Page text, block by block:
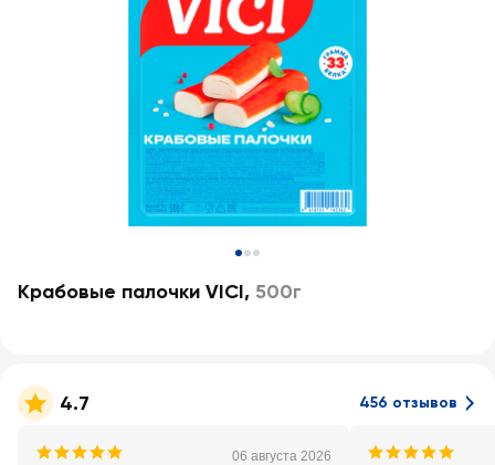
Крабовые палочки VICI, 500г
4.7 456 отзывов
06 августа 2026